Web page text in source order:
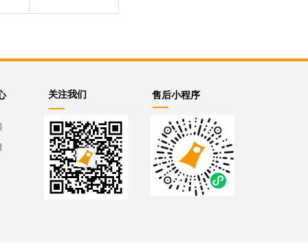
关注我们 售后小程序